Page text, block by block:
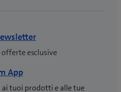
offerte esclusive
App
ai tuoi prodotti e alle tue